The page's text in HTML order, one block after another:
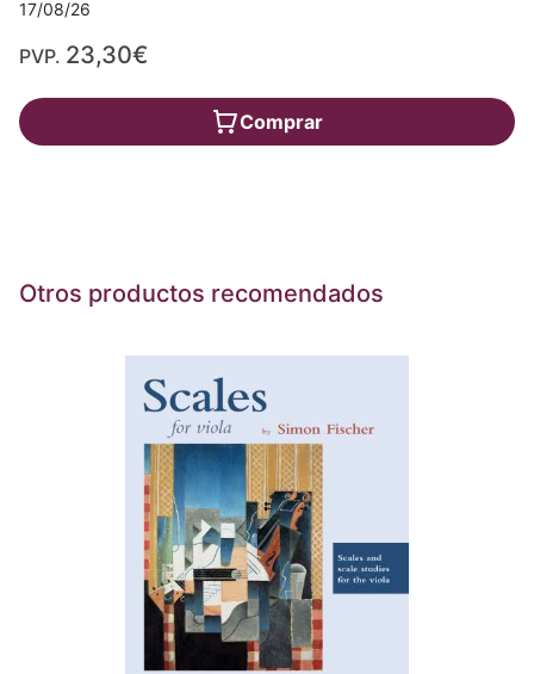
17/08/26
PVP. 23,30€
Comprar
Otros productos recomendados